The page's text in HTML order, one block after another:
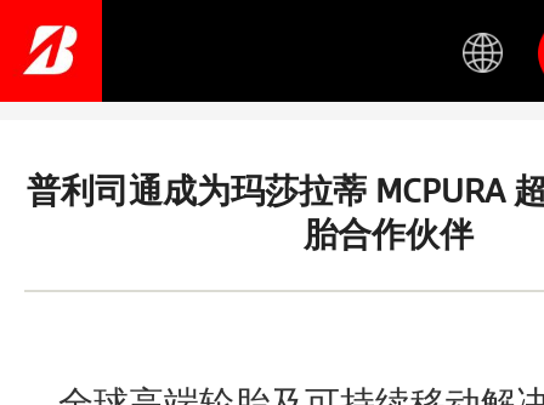
content
普利司通成为玛莎拉蒂 MCPURA
胎合作伙伴